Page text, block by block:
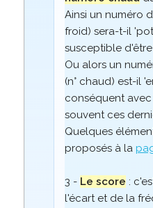
Ainsi un numéro
froid) sera-t-il
susceptible
Ou alors un
(n° chaud) est-il
conséquent
souvent ces
Quelques
proposés à la
3 - Le score :
l'écart et de la